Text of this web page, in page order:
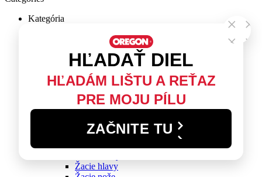
Kategória
Pílové reťaze
Vodiace lišty
Súpravy - lišta + reťaz
Samoostriaci systém PowerSharp
Reťazové kolesá
Palivové filtre
Elektrická píla Oregon CS1500
Pílové reťaze - ŠPECIÁLNA PONUKA 4+1
ZADARMO
Žacie hlavy